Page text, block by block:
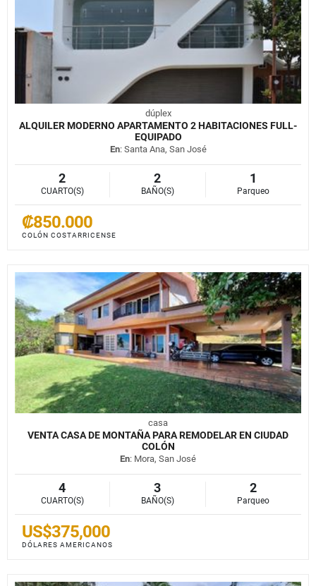
dúplex
ALQUILER MODERNO APARTAMENTO 2 HABITACIONES FULL-
EQUIPADO
En: Santa Ana, San José
2
CUARTO(S)
2
BAÑO(S)
1
Parqueo
₡850.000
COLÓN COSTARRICENSE
casa
VENTA CASA DE MONTAÑA PARA REMODELAR EN CIUDAD
COLÓN
En: Mora, San José
4
CUARTO(S)
3
BAÑO(S)
2
Parqueo
US$375,000
DÓLARES AMERICANOS